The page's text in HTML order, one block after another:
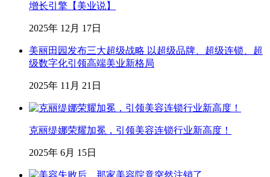
增长引擎【美业说】
2025年 12月 17日
美丽田园发布三大超级战略 以超级品牌、超级连锁、超
级数字化引领高端美业新格局
2025年 11月 21日
克丽缇娜荣耀加冕，引领美容连锁行业新高度！
2025年 6月 15日